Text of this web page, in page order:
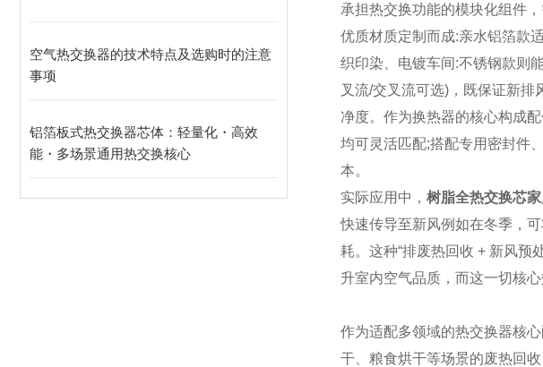
空气热交换器的技术特点及选购时的注意
事项
铝箔板式热交换器芯体：轻量化・高效
能・多场景通用热交换核心
承担热交换功能的模块化组件
优质材质定制而成:亲水铝箔款
织印染、电镀车间:不锈钢款则
叉流/交叉流可选)，既保证新
净度。作为换热器的核心构成
均可灵活匹配;搭配专用密封件
本。
实际应用中， 树脂全热交换芯
快速传导至新风例如在冬季，
耗。这种“排废热回收 + 新风预
升室内空气品质，而这一切核
作为适配多领域的热交换器核
干、粮食烘干等场景的废热回